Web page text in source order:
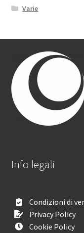
Varie
Info legali
Condizioni di
Privacy Policy
Cookie Policy